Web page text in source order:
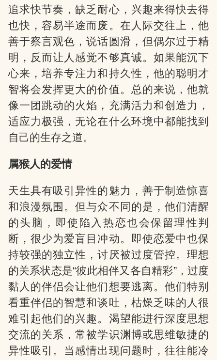
追求快节奏，缺乏耐心，兴趣来得快去得
也快，容易半途而废。在人际交往上，他
善于察言观色，说话圆滑，但偶尔过于精
明，反而让人感觉不够真诚。如果能沉下
心来，培养专注力和持久性，他的聪明才
智将会发挥更大的价值。总的来说，他就
像一团跳动的火焰，充满活力和创造力，
适应力极强，无论在什么环境中都能找到
自己的生存之道。
属猴人的爱情
天生具有吸引异性的魅力，善于制造惊喜
和浪漫氛围。但与众不同的是，他们清醒
的头脑，即使陷入热恋也会保留理性判
断，很少为爱盲目冲动。即使恋爱中也保
持较强的独立性，讨厌被过度管控。理想
的关系状态是“彼此相伴又各自精彩”，过度
黏人的伴侣会让他们想要逃离。他们特别
看重伴侣的智慧和谈吐，枯燥乏味的人很
难引起他们的兴趣。渴望能进行深度思想
交流的关系，常被学识渊博或思维敏捷的
异性吸引。当感情出现问题时，往往能冷